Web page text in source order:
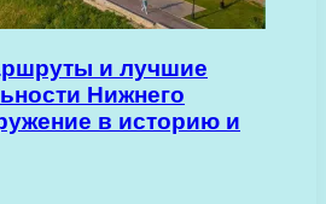
и лучшие
Нижнего
в историю и